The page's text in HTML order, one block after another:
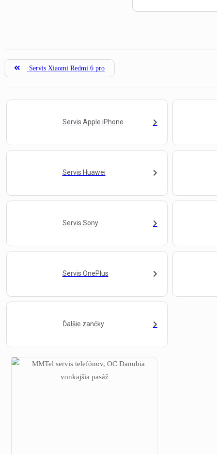
Servis Xiaomi Redmi 6 pro
Servis Apple iPhone
Servis Huawei
Servis Sony
Servis OnePlus
Ďalšie zančky